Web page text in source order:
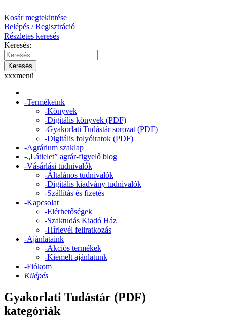
Kosár megtekintése
Belépés / Regisztráció
Részletes keresés
Keresés:
xxxmenü
-Termékeink
-Könyvek
-Digitális könyvek (PDF)
-Gyakorlati Tudástár sorozat (PDF)
-Digitális folyóiratok (PDF)
-Agrárium szaklap
-„Látlelet” agrár-figyelő blog
-Vásárlási tudnivalók
-Általános tudnivalók
-Digitális kiadvány tudnivalók
-Szállítás és fizetés
-Kapcsolat
-Elérhetőségek
-Szaktudás Kiadó Ház
-Hírlevél feliratkozás
-Ajánlataink
-Akciós termékek
-Kiemelt ajánlatunk
-Fiókom
Kilépés
Gyakorlati Tudástár (PDF)
kategóriák